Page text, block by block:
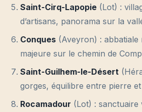
Saint-Cirq-Lapopie (Lot) :
d’artisans, panorama sur la
Conques (Aveyron) : abbatiale
majeure sur le chemin de
Saint-Guilhem-le-Désert
gorges, équilibre entre pierre
Rocamadour (Lot) : sanctuaire